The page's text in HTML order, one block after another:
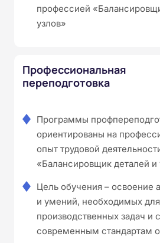
профессией
узлов»
Профессиональная
переподготовка
Программы
ориентированы на
опыт трудовой
«Балансировщик деталей и
Цель обучения – освоение
и умений, необходимых
производственных задач и
современным стандартам